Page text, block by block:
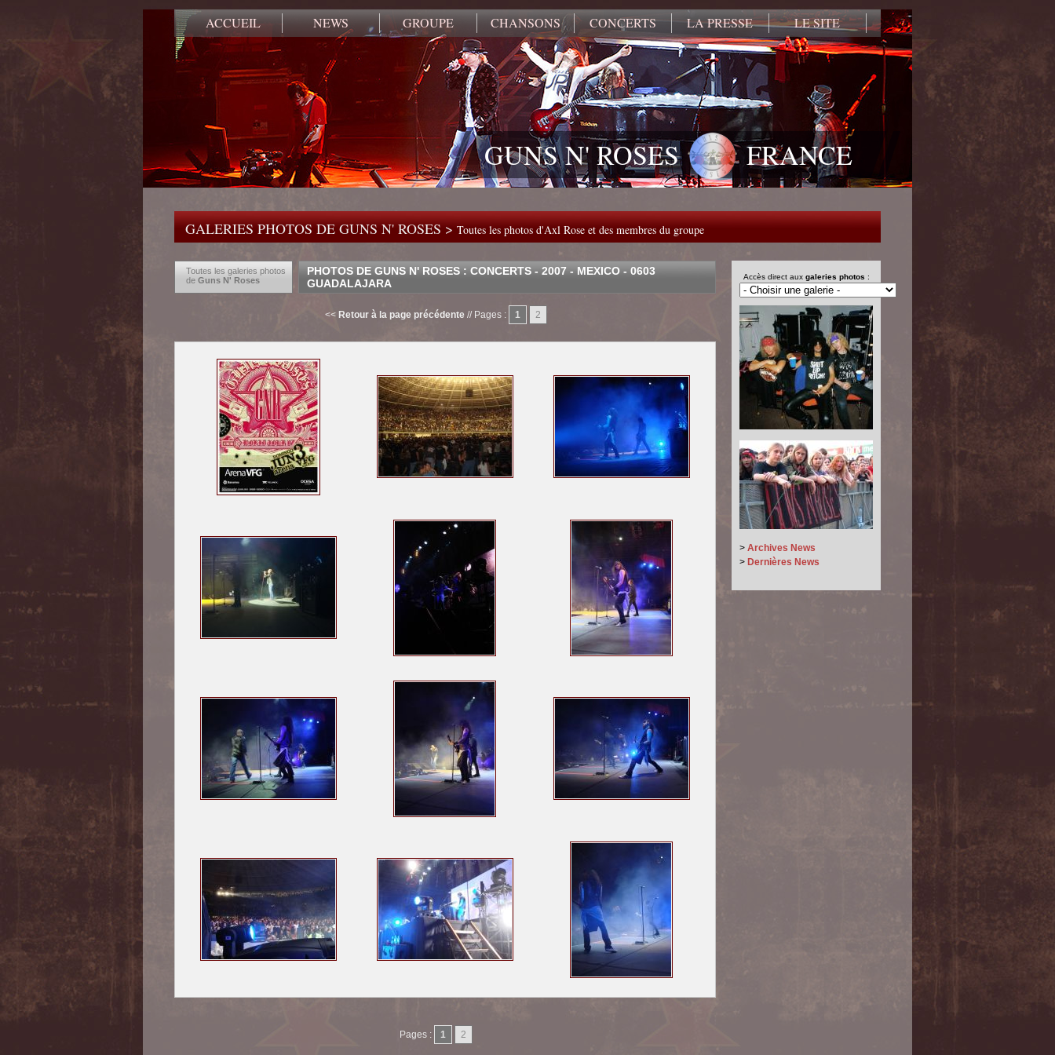
ACCUEIL NEWS GROUPE CHANSONS CONCERTS LA PRESSE LE SITE
GUNS N' ROSES FRANCE
GALERIES PHOTOS DE GUNS N' ROSES > Toutes les photos d'Axl Rose et des membres du groupe
Toutes les galeries photos
de Guns N' Roses
PHOTOS DE GUNS N' ROSES : CONCERTS - 2007 - MEXICO - 0603
GUADALAJARA
<< Retour à la page précédente // Pages : 1 2
Pages : 1 2
Accès direct aux galeries photos :
> Archives News
> Dernières News